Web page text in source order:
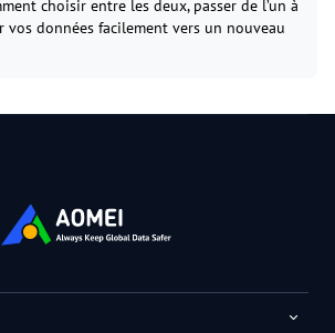
choisir entre les deux, passer de l’un à
vos données facilement vers un nouveau